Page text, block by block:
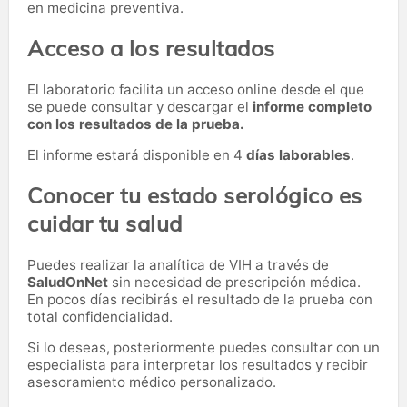
en medicina preventiva.
Acceso a los resultados
El laboratorio facilita un acceso online desde el que
se puede consultar y descargar el informe completo
con los resultados de la prueba.
El informe estará disponible en 4 días laborables.
Conocer tu estado serológico es
cuidar tu salud
Puedes realizar la analítica de VIH a través de
SaludOnNet sin necesidad de prescripción médica.
En pocos días recibirás el resultado de la prueba con
total confidencialidad.
Si lo deseas, posteriormente puedes consultar con un
especialista para interpretar los resultados y recibir
asesoramiento médico personalizado.